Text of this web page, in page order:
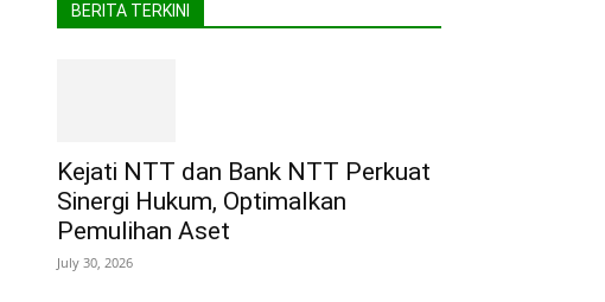
BERITA TERKINI
Kejati NTT dan Bank NTT Perkuat
Sinergi Hukum, Optimalkan
Pemulihan Aset
July 30, 2026